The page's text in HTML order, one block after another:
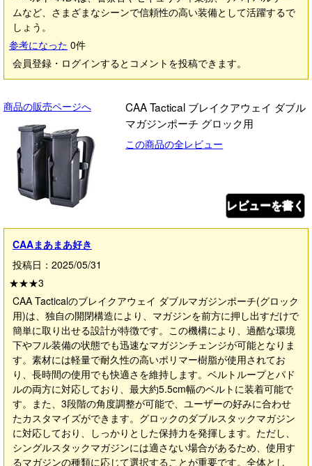
ムなど、さまざまなシーンで信頼性の高い装備として活躍するで
しょう。
参考になった 0件
会員登録・ログインするとコメントを投稿できます。
商品の販売ページへ
CAA Tactical ブレイクアウェイ ダブル
マガジンポーチ グロック用
この商品の全レビュー
レビューを書く
CAAまあまあ好き
投稿日：2025/05/31
★★★3
CAA Tacticalのブレイクアウェイ ダブルマガジンポーチ(グロック
用)は、独自の開閉構造により、マガジンを前方に押し出すだけで
簡単に取り出せる設計が特徴です。この機構により、過酷な環境
下やフル装備の状態でも迅速なマガジンチェンジが可能となりま
す。素材には軽量で耐久性の高いポリマー樹脂が使用されてお
り、長時間の使用でも快適さを維持します。ベルトループとパド
ルの両方に対応しており、最大約5.5cm幅のベルトに装着可能で
す。また、3段階の角度調整が可能で、ユーザーの好みに合わせ
たカスタマイズができます。グロックのダブルスタックマガジン
に対応しており、しっかりとした保持力を発揮します。ただし、
シングルスタックマガジンには適さない場合があるため、使用す
るマガジンの種類に応じて選択することが重要です。全体とし